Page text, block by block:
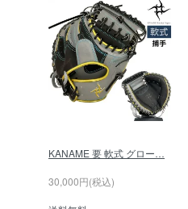
KANAME 要 軟式 グロー…
30,000円(税込)